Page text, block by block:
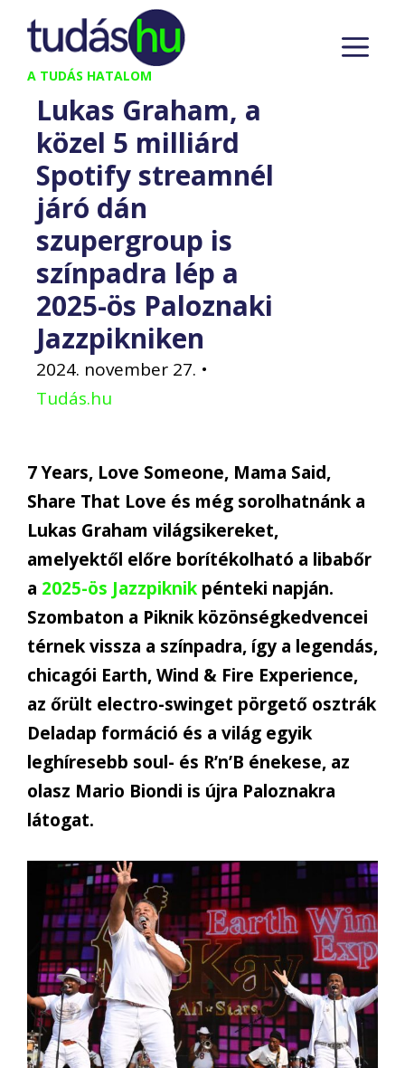
Kilépés
tartalomba
A TUDÁS HATALOM
Lukas Graham, a
közel 5 milliárd
Spotify streamnél
járó dán
szupergroup is
színpadra lép a
2025-ös Paloznaki
Jazzpikniken
2024. november 27. •
Tudás.hu
7 Years, Love Someone, Mama Said,
Share That Love és még sorolhatnánk a
Lukas Graham világsikereket,
amelyektől előre borítékolható a libabőr
a 2025-ös Jazzpiknik pénteki napján.
Szombaton a Piknik közönségkedvencei
térnek vissza a színpadra, így a legendás,
chicagói Earth, Wind & Fire Experience,
az őrült electro-swinget pörgető osztrák
Deladap formáció és a világ egyik
leghíresebb soul- és R’n’B énekese, az
olasz Mario Biondi is újra Paloznakra
látogat.